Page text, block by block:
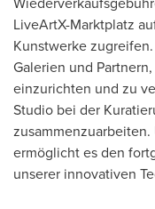
LiveArtX-Marktplatz
Kunstwerke
Galerien und
einzurichten und zu
Studio bei der
ermöglicht es den
unserer innovativen